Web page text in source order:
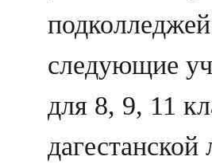
следующие
для 8, 9, 11